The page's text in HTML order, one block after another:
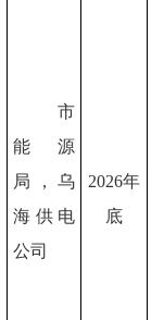
市
能源
局
，乌
海供电
公司
2026年
底